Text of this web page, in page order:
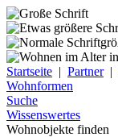
Startseite | Partner|
Wohnformen
Suche
Wissenswertes
Wohnobjekte finden